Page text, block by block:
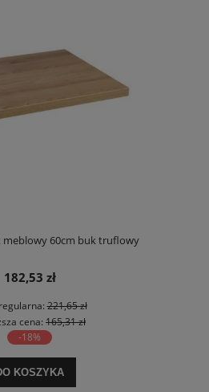
meblowy 60cm buk truflowy
182,53 zł
221,65 zł
cena: 165,31 zł
-18%
KOSZYKA